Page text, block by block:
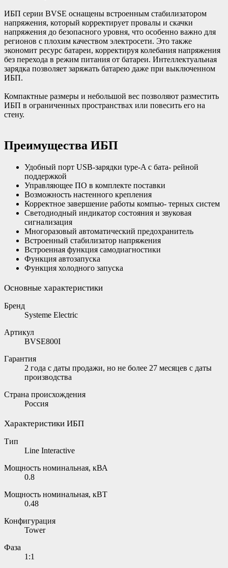
ИБП серии BVSE оснащены встроенным стабилизатором
напряжения, который корректирует провалы и скачки
напряжения до безопасного уровня, что особенно важно для
регионов с плохим качеством электросети. Это также
экономит ресурс батареи, корректируя колебания напряжения
без перехода в режим питания от батареи. Интеллектуальная
зарядка позволяет заряжать батарею даже при выключенном
ИБП.
Компактные размеры и небольшой вес позволяют разместить
ИБП в ограниченных пространствах или повесить его на
стену.
Преимущества ИБП
Удобный порт USB-зарядки type-A с бата- рейной
поддержкой
Управляющее ПО в комплекте поставки
Возможность настенного крепления
Корректное завершение работы компью- терных систем
Светодиодный индикатор состояния и звуковая
сигнализация
Многоразовый автоматический предохранитель
Встроенный стабилизатор напряжения
Встроенная функция самодиагностики
Функция автозапуска
Функция холодного запуска
Основные характеристики
Бренд
Systeme Electric
Артикул
BVSE800I
Гарантия
2 года с даты продажи, но не более 27 месяцев с даты
производства
Страна происхождения
Россия
Характеристики ИБП
Тип
Line Interactive
Мощность номинальная, кВА
0.8
Мощность номинальная, кВТ
0.48
Конфигурация
Tower
Фаза
1:1